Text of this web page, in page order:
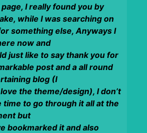
I really found you by
while I was searching on
something else, Anyways I
now and
just like to say thank you for
post and a all round
blog (I
the theme/design), I don’t
time to go through it all at the
but
bookmarked it and also